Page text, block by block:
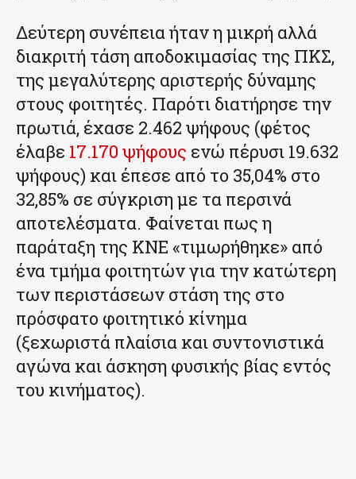
Δεύτερη συνέπεια ήταν η μικρή αλλά
διακριτή τάση αποδοκιμασίας της ΠΚΣ,
της μεγαλύτερης αριστερής δύναμης
στους φοιτητές. Παρότι διατήρησε την
πρωτιά, έχασε 2.462 ψήφους (φέτος
έλαβε 17.170 ψήφους ενώ πέρυσι 19.632
ψήφους) και έπεσε από το 35,04% στο
32,85% σε σύγκριση με τα περσινά
αποτελέσματα. Φαίνεται πως η
παράταξη της ΚΝΕ «τιμωρήθηκε» από
ένα τμήμα φοιτητών για την κατώτερη
των περιστάσεων στάση της στο
πρόσφατο φοιτητικό κίνημα
(ξεχωριστά πλαίσια και συντονιστικά
αγώνα και άσκηση φυσικής βίας εντός
του κινήματος).